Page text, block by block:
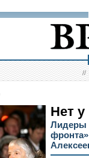
//
Нет у
Лидеры